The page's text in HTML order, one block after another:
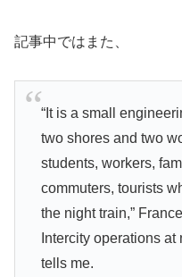
記事中ではまた、
“It is a small
two shores and two
students, workers,
commuters, tourists
the night train,”
Intercity operations
tells me.